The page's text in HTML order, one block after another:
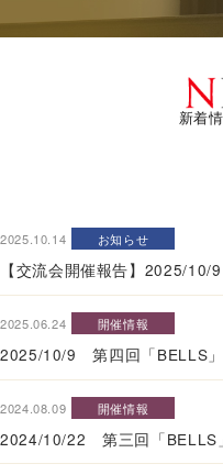
新着
2025.10.14 お知らせ
【交流会開催報告】2025/
2025.06.24 開催情報
2025/10/9 第四回「BELLS」
2024.08.09 開催情報
2024/10/22 第三回「BELLS